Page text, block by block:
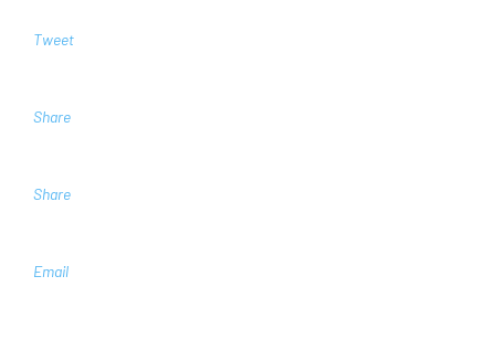
Tweet
Share
Share
Email